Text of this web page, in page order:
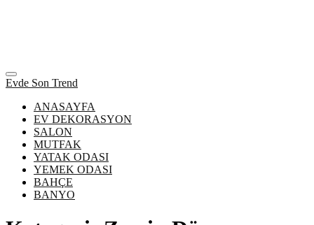
Evde Son Trend
ANASAYFA
EV DEKORASYON
SALON
MUTFAK
YATAK ODASI
YEMEK ODASI
BAHÇE
BANYO